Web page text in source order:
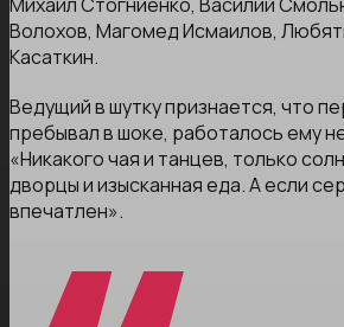
Михаил Стогниенко, Василий
Волохов, Магомед Исмаилов,
Касаткин.
Ведущий в шутку признается, что
пребывал в шоке, работалось ему
«Никакого чая и танцев, только
дворцы и изысканная еда. А если
впечатлен».